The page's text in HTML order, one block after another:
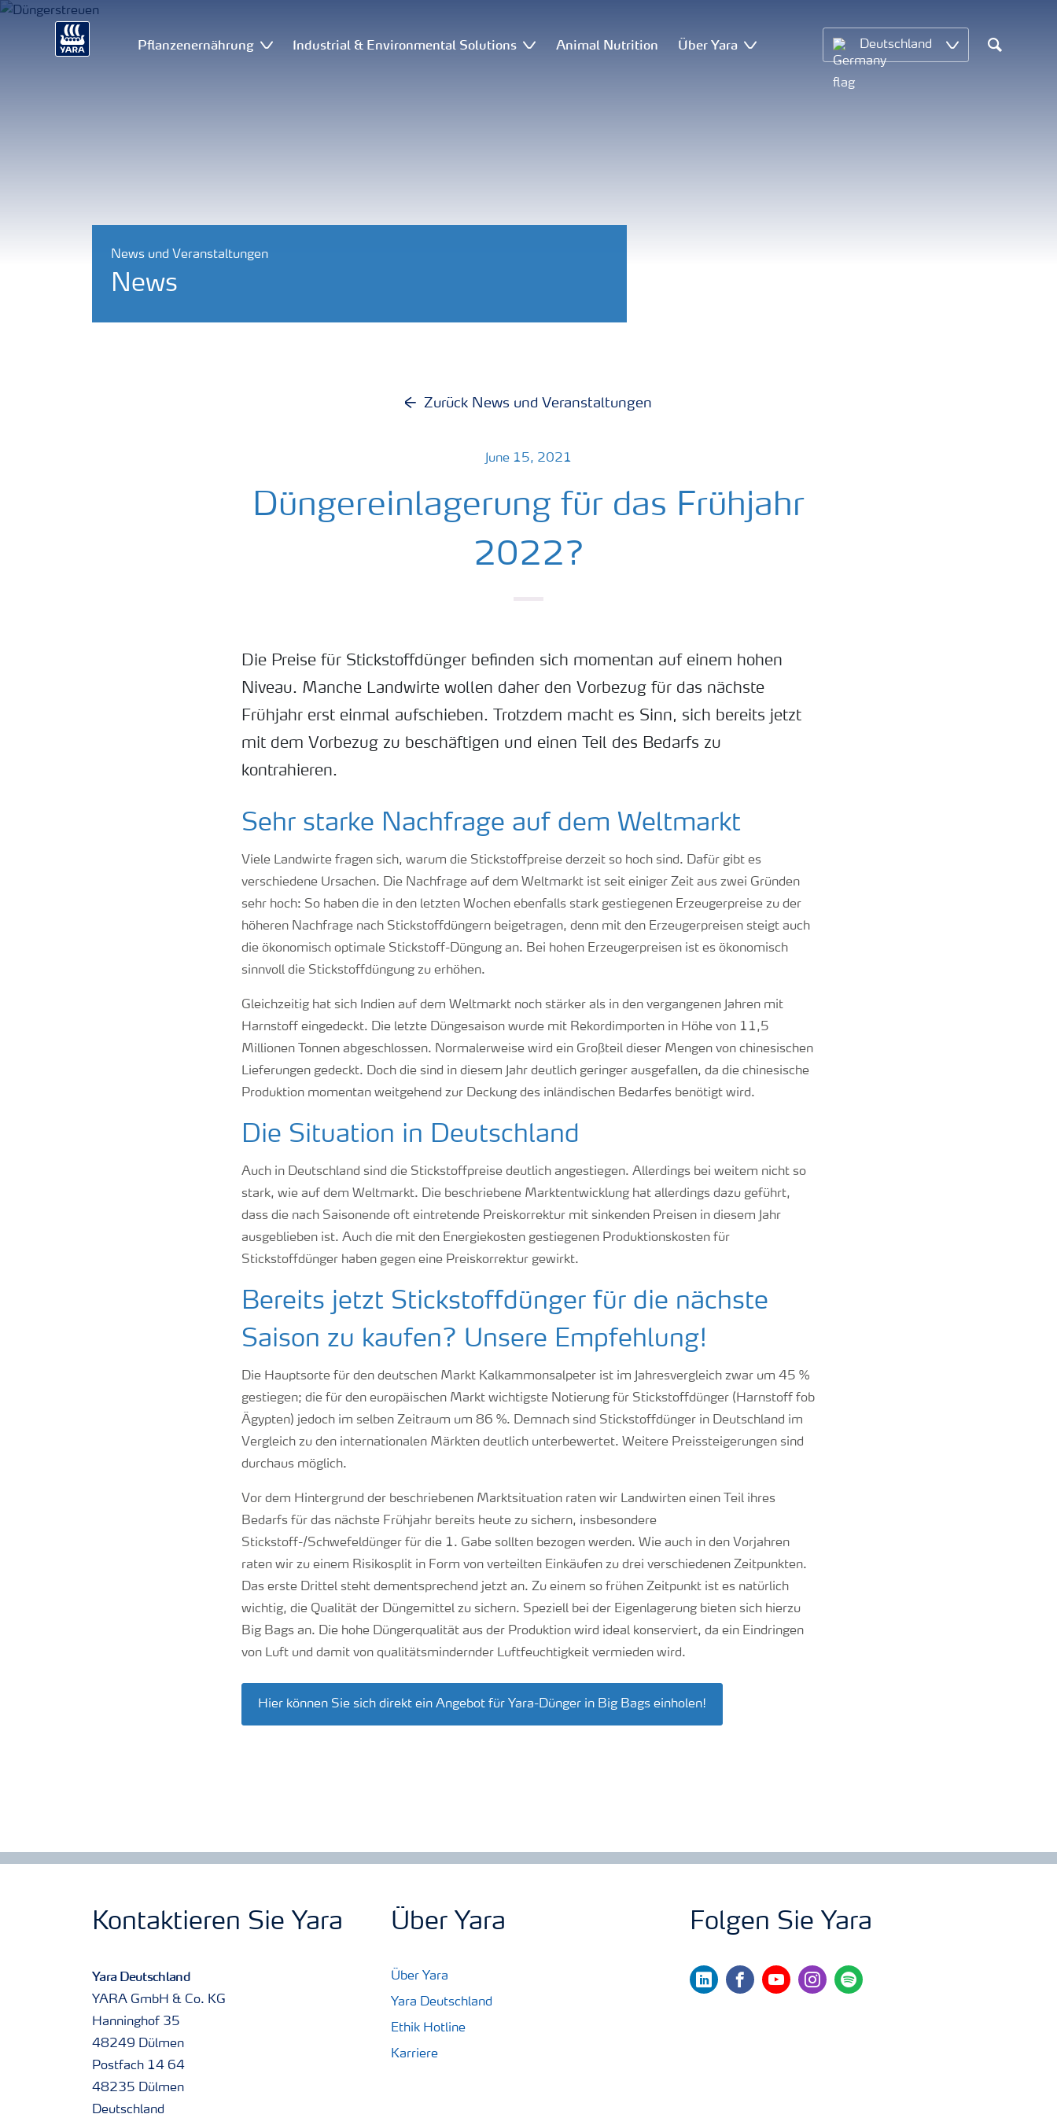
Pflanzenernährung Industrial & Environmental Solutions Animal Nutrition Über Yara Deutschland
Search
News und Veranstaltungen
News
Zurück News und Veranstaltungen
June 15, 2021
Düngereinlagerung für das Frühjahr
2022?
Die Preise für Stickstoffdünger befinden sich momentan auf einem hohen
Niveau. Manche Landwirte wollen daher den Vorbezug für das nächste
Frühjahr erst einmal aufschieben. Trotzdem macht es Sinn, sich bereits jetzt
mit dem Vorbezug zu beschäftigen und einen Teil des Bedarfs zu
kontrahieren.
Sehr starke Nachfrage auf dem Weltmarkt
Viele Landwirte fragen sich, warum die Stickstoffpreise derzeit so hoch sind. Dafür gibt es
verschiedene Ursachen. Die Nachfrage auf dem Weltmarkt ist seit einiger Zeit aus zwei Gründen
sehr hoch: So haben die in den letzten Wochen ebenfalls stark gestiegenen Erzeugerpreise zu der
höheren Nachfrage nach Stickstoffdüngern beigetragen, denn mit den Erzeugerpreisen steigt auch
die ökonomisch optimale Stickstoff-Düngung an. Bei hohen Erzeugerpreisen ist es ökonomisch
sinnvoll die Stickstoffdüngung zu erhöhen.
Gleichzeitig hat sich Indien auf dem Weltmarkt noch stärker als in den vergangenen Jahren mit
Harnstoff eingedeckt. Die letzte Düngesaison wurde mit Rekordimporten in Höhe von 11,5
Millionen Tonnen abgeschlossen. Normalerweise wird ein Großteil dieser Mengen von chinesischen
Lieferungen gedeckt. Doch die sind in diesem Jahr deutlich geringer ausgefallen, da die chinesische
Produktion momentan weitgehend zur Deckung des inländischen Bedarfes benötigt wird.
Die Situation in Deutschland
Auch in Deutschland sind die Stickstoffpreise deutlich angestiegen. Allerdings bei weitem nicht so
stark, wie auf dem Weltmarkt. Die beschriebene Marktentwicklung hat allerdings dazu geführt,
dass die nach Saisonende oft eintretende Preiskorrektur mit sinkenden Preisen in diesem Jahr
ausgeblieben ist. Auch die mit den Energiekosten gestiegenen Produktionskosten für
Stickstoffdünger haben gegen eine Preiskorrektur gewirkt.
Bereits jetzt Stickstoffdünger für die nächste
Saison zu kaufen? Unsere Empfehlung!
Die Hauptsorte für den deutschen Markt Kalkammonsalpeter ist im Jahresvergleich zwar um 45 %
gestiegen; die für den europäischen Markt wichtigste Notierung für Stickstoffdünger (Harnstoff fob
Ägypten) jedoch im selben Zeitraum um 86 %. Demnach sind Stickstoffdünger in Deutschland im
Vergleich zu den internationalen Märkten deutlich unterbewertet. Weitere Preissteigerungen sind
durchaus möglich.
Vor dem Hintergrund der beschriebenen Marktsituation raten wir Landwirten einen Teil ihres
Bedarfs für das nächste Frühjahr bereits heute zu sichern, insbesondere
Stickstoff-/Schwefeldünger für die 1. Gabe sollten bezogen werden. Wie auch in den Vorjahren
raten wir zu einem Risikosplit in Form von verteilten Einkäufen zu drei verschiedenen Zeitpunkten.
Das erste Drittel steht dementsprechend jetzt an. Zu einem so frühen Zeitpunkt ist es natürlich
wichtig, die Qualität der Düngemittel zu sichern. Speziell bei der Eigenlagerung bieten sich hierzu
Big Bags an. Die hohe Düngerqualität aus der Produktion wird ideal konserviert, da ein Eindringen
von Luft und damit von qualitätsmindernder Luftfeuchtigkeit vermieden wird.
Hier können Sie sich direkt ein Angebot für Yara-Dünger in Big Bags einholen!
Kontaktieren Sie Yara
Yara Deutschland
YARA GmbH & Co. KG
Hanninghof 35
48249 Dülmen
Postfach 14 64
48235 Dülmen
Deutschland
Über Yara
Über Yara
Yara Deutschland
Ethik Hotline
Karriere
Folgen Sie Yara
linkedinfacebookyoutubeinstagram
spotify